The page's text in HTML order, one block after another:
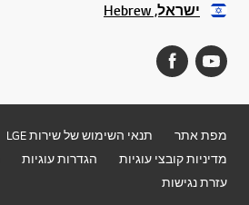
ישראל, Hebrew
מפת אתר תנאי השימוש של שירות LGE
מדיניות קובצי עוגיות
הגדרות עוגיות
עזרת נגישות